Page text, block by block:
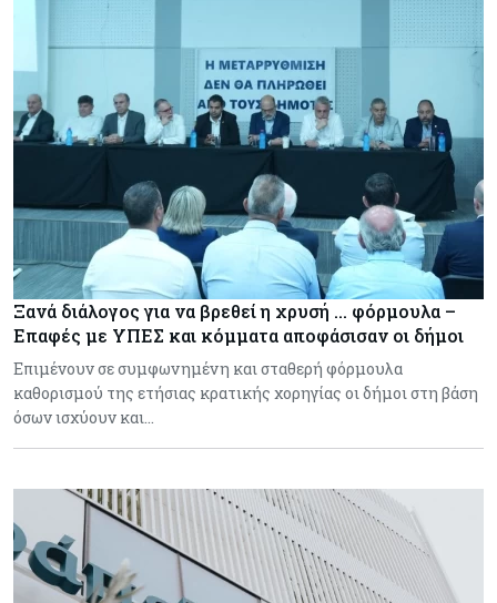
Ξανά διάλογος για να βρεθεί η χρυσή … φόρμουλα –
Επαφές με ΥΠΕΣ και κόμματα αποφάσισαν οι δήμοι
Επιμένουν σε συμφωνημένη και σταθερή φόρμουλα
καθορισμού της ετήσιας κρατικής χορηγίας οι δήμοι στη βάση
όσων ισχύουν και…